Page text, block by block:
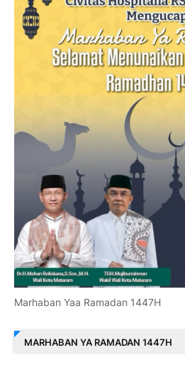
Marhaban Yaa Ramadan 1447H
MARHABAN YA RAMADAN 1447H